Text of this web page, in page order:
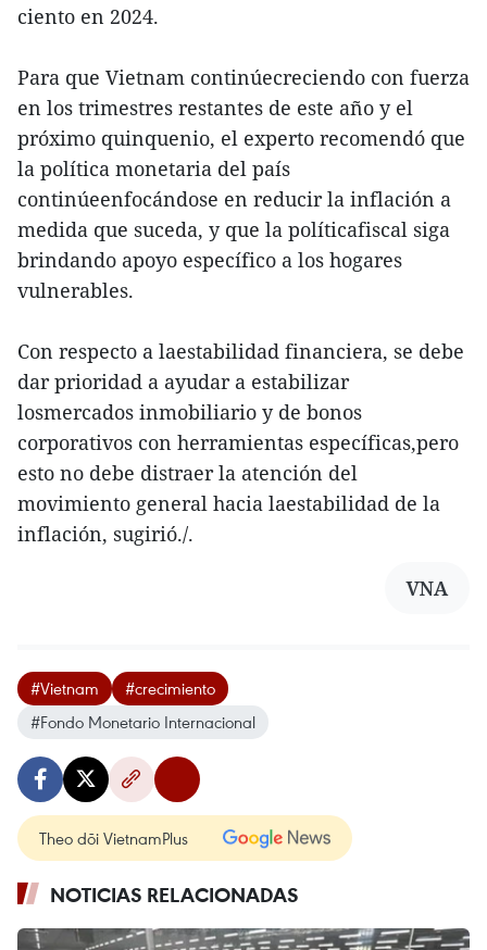
ciento en 2024.
Para que Vietnam continúecreciendo con fuerza
en los trimestres restantes de este año y el
próximo quinquenio, el experto recomendó que
la política monetaria del país
continúeenfocándose en reducir la inflación a
medida que suceda, y que la políticafiscal siga
brindando apoyo específico a los hogares
vulnerables.
Con respecto a laestabilidad financiera, se debe
dar prioridad a ayudar a estabilizar
losmercados inmobiliario y de bonos
corporativos con herramientas específicas,pero
esto no debe distraer la atención del
movimiento general hacia laestabilidad de la
inflación, sugirió./.
VNA
#Vietnam
#crecimiento
#Fondo Monetario Internacional
Theo dõi VietnamPlus
NOTICIAS RELACIONADAS